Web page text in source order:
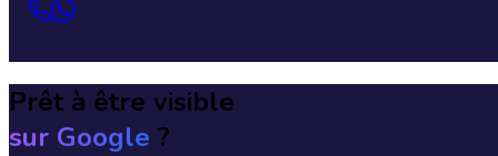
Prêt à être visible
sur Google ?